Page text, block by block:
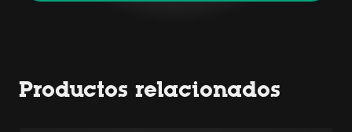
Productos relacionados